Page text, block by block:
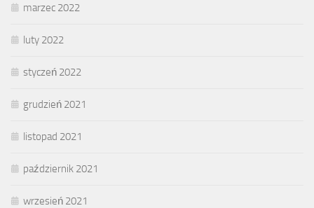
marzec 2022
luty 2022
styczeń 2022
grudzień 2021
listopad 2021
październik 2021
wrzesień 2021